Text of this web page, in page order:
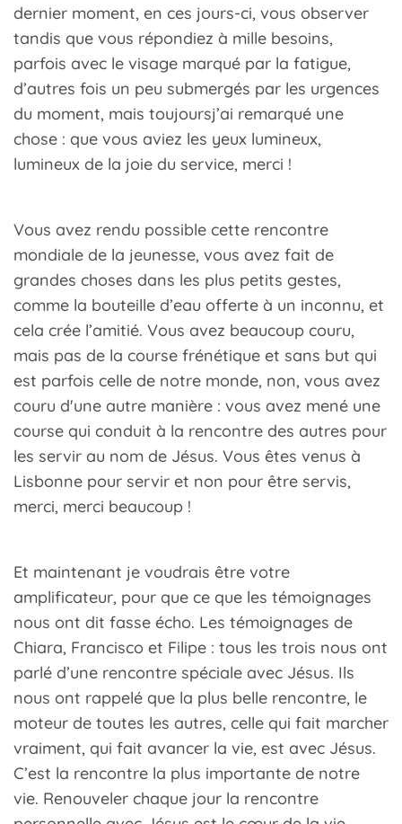
dernier moment, en ces jours-ci, vous observer
tandis que vous répondiez à mille besoins,
parfois avec le visage marqué par la fatigue,
d’autres fois un peu submergés par les urgences
du moment, mais toujoursj’ai remarqué une
chose : que vous aviez les yeux lumineux,
lumineux de la joie du service, merci !
Vous avez rendu possible cette rencontre
mondiale de la jeunesse, vous avez fait de
grandes choses dans les plus petits gestes,
comme la bouteille d’eau offerte à un inconnu, et
cela crée l’amitié. Vous avez beaucoup couru,
mais pas de la course frénétique et sans but qui
est parfois celle de notre monde, non, vous avez
couru d'une autre manière : vous avez mené une
course qui conduit à la rencontre des autres pour
les servir au nom de Jésus. Vous êtes venus à
Lisbonne pour servir et non pour être servis,
merci, merci beaucoup !
Et maintenant je voudrais être votre
amplificateur, pour que ce que les témoignages
nous ont dit fasse écho. Les témoignages de
Chiara, Francisco et Filipe : tous les trois nous ont
parlé d’une rencontre spéciale avec Jésus. Ils
nous ont rappelé que la plus belle rencontre, le
moteur de toutes les autres, celle qui fait marcher
vraiment, qui fait avancer la vie, est avec Jésus.
C’est la rencontre la plus importante de notre
vie. Renouveler chaque jour la rencontre